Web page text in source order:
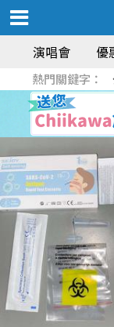
演唱會 優
熱門關鍵字：